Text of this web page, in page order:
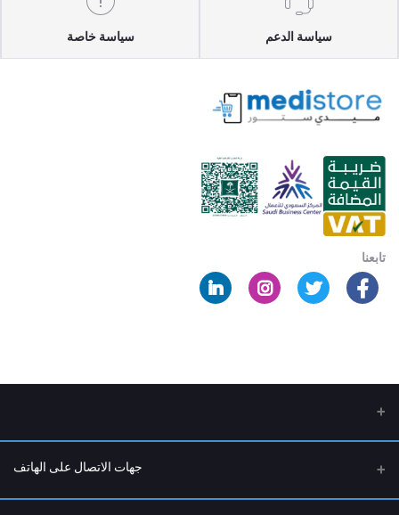
سياسة الدعم سياسة خاصة
تابعنا
جهات الاتصال على الهاتف